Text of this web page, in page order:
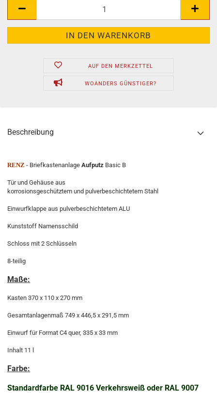
AUF DEN MERKZETTEL
WOANDERS GÜNSTIGER?
Beschreibung
RENZ - Briefkastenanlage Aufputz Basic B
Tür und Gehäuse aus
korrosionsgeschütztem und pulverbeschichtetem Stahl
Einwurfklappe aus pulverbeschichtetem ALU
Kunststoff Namensschild
Schloss mit 2 Schlüsseln
8-teilig
Maße:
Kasten 370 x 110 x 270 mm
Gesamtanlagenmaß 749 x 446,5 x 291,5 mm
Einwurf für Format C4 quer, 335 x 33 mm
Inhalt 11 l
Farbe:
Standardfarbe RAL 9016 Verkehrsweiß oder RAL 9007